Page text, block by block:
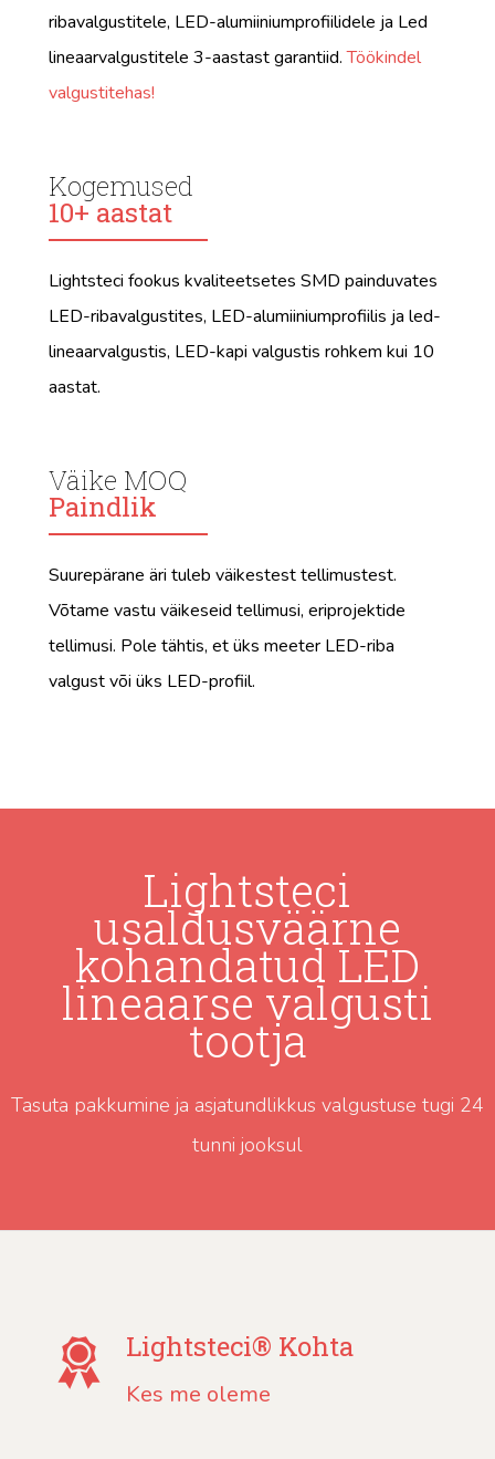
ribavalgustitele, LED-alumiiniumprofiilidele ja Led
lineaarvalgustitele 3-aastast garantiid.Töökindel
valgustitehas!
Kogemused
10+ aastat
Lightsteci fookus kvaliteetsetes SMD painduvates
LED-ribavalgustites, LED-alumiiniumprofiilis ja led-
lineaarvalgustis, LED-kapi valgustis rohkem kui 10
aastat.
Väike MOQ
Paindlik
Suurepärane äri tuleb väikestest tellimustest.
Võtame vastu väikeseid tellimusi, eriprojektide
tellimusi. Pole tähtis, et üks meeter LED-riba
valgust või üks LED-profiil.
Lightsteci
usaldusväärne
kohandatud LED
lineaarse valgusti
tootja
Tasuta pakkumine ja asjatundlikkus valgustuse tugi 24
tunni jooksul
Lightsteci® Kohta
Kes me oleme